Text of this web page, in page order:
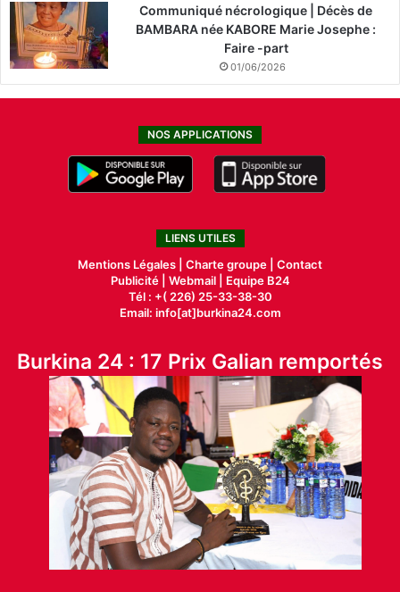
Communiqué nécrologique | Décès de
BAMBARA née KABORE Marie Josephe :
Faire -part
01/06/2026
NOS APPLICATIONS
LIENS UTILES
Mentions Légales | Charte groupe | Contact
Publicité| Webmail |
Equipe B24
Tél : +( 226) 25-33-38-30
Email: info[at]burkina24.com
Burkina 24 : 17 Prix Galian remportés